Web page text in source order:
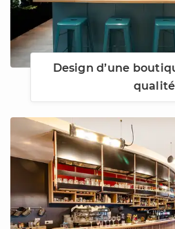
Design d’une
qualité